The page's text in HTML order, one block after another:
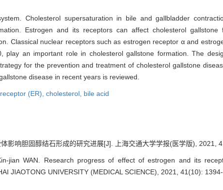
Cholesterol supersaturation in bile and gallbladder
Estrogen and its receptors can affect cholesterol gallstone
Classical nuclear receptors such as estrogen receptor α and
play an important role in cholesterol gallstone formation. The
for the prevention and treatment of cholesterol gallstone
disease in recent years is reviewed.
(ER), cholesterol, bile acid
影响胆固醇结石形成的研究进展[J]. 上海交通大学学报(医学版), 2021,
jian WAN. Research progress of effect of estrogen and its
JIAOTONG UNIVERSITY (MEDICAL SCIENCE), 2021, 41(10):